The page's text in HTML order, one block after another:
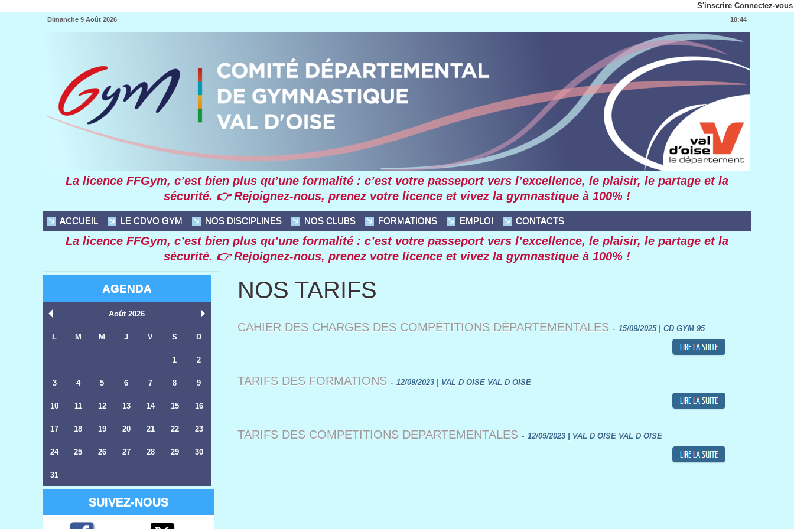
Connectez-vous
S'inscrire
Dimanche 9 Août 2026 10:44
La licence FFGym, c’est bien plus qu’une formalité : c’est votre passeport vers l’excellence, le plaisir, le partage et la
sécurité. 👉 Rejoignez-nous, prenez votre licence et vivez la gymnastique à 100% !
ACCUEIL LE CDVO GYM NOS DISCIPLINES NOS CLUBS FORMATIONS EMPLOI CONTACTS
La licence FFGym, c’est bien plus qu’une formalité : c’est votre passeport vers l’excellence, le plaisir, le partage et la
sécurité. 👉 Rejoignez-nous, prenez votre licence et vivez la gymnastique à 100% !
AGENDA
Août 2026
L M M J V S D
1 2
3 4 5 6 7 8 9
10 11 12 13 14 15 16
17 18 19 20 21 22 23
24 25 26 27 28 29 30
31
SUIVEZ-NOUS
NOS TARIFS
CAHIER DES CHARGES DES COMPÉTITIONS DÉPARTEMENTALES - 15/09/2025 | CD GYM 95
TARIFS DES FORMATIONS - 12/09/2023 | VAL D OISE VAL D OISE
TARIFS DES COMPETITIONS DEPARTEMENTALES - 12/09/2023 | VAL D OISE VAL D OISE